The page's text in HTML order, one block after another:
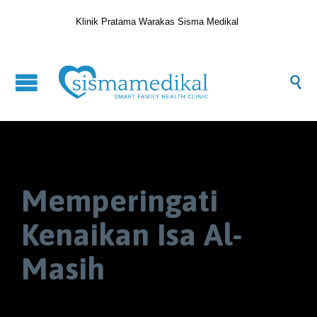
Klinik Pratama Warakas Sisma Medikal

Memperingati
Kenaikan Isa Al-
Masih